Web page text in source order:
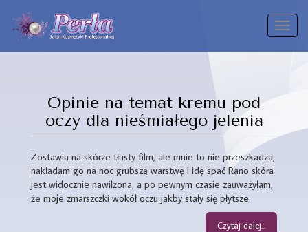
Opinie na temat kremu pod
oczy dla nieśmiałego jelenia
Zostawia na skórze tłusty film, ale mnie to nie przeszkadza,
nakładam go na noc grubszą warstwę i idę spać Rano skóra
jest widocznie nawilżona, a po pewnym czasie zauważyłam,
że moje zmarszczki wokół oczu jakby stały się płytsze.
Czytaj dalej...